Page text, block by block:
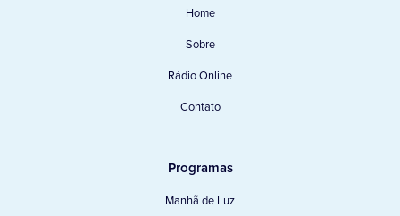
Home
Sobre
Rádio Online
Contato
Programas
Manhã de Luz